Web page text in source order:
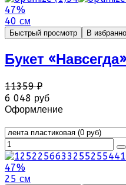
47%
40 см
Быстрый просмотр В
Букет
11359 ₽
6 048 руб
Оформление
47%
25 см